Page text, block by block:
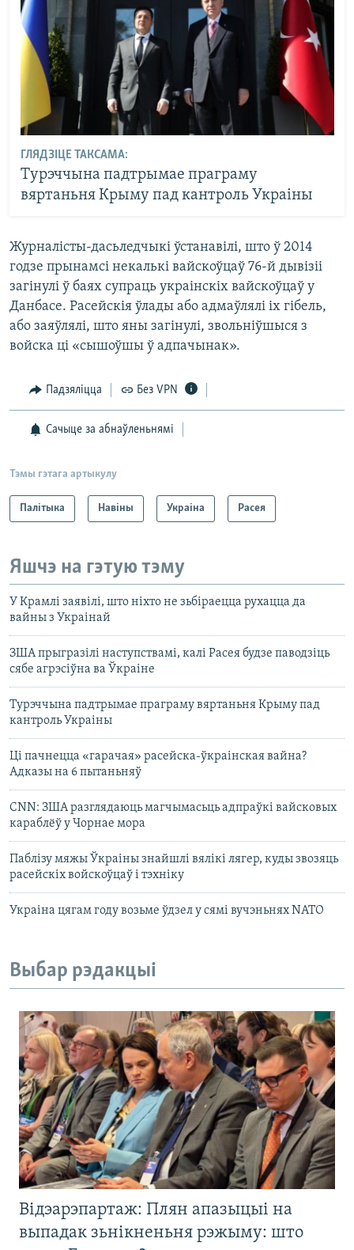
ГЛЯДЗІЦЕ ТАКСАМА:
Турэччына падтрымае праграму
вяртаньня Крыму пад кантроль Украіны
Журналісты-дасьледчыкі ўстанавілі, што ў 2014
годзе прынамсі некалькі вайскоўцаў 76-й дывізіі
загінулі ў баях супраць украінскіх вайскоўцаў у
Данбасе. Расейскія ўлады або адмаўлялі іх гібель,
або заяўлялі, што яны загінулі, звольніўшыся з
войска ці «сышоўшы ў адпачынак».
Падзяліцца Без VPN
Сачыце за абнаўленьнямі
Тэмы гэтага артыкулу
Палітыка Навіны Украіна Расея
Яшчэ на гэтую тэму
У Крамлі заявілі, што ніхто не зьбіраецца рухацца да
вайны з Украінай
ЗША прыгразілі наступствамі, калі Расея будзе паводзіць
сябе агрэсіўна ва Ўкраіне
Турэччына падтрымае праграму вяртаньня Крыму пад
кантроль Украіны
Ці пачнецца «гарачая» расейска-ўкраінская вайна?
Адказы на 6 пытаньняў
CNN: ЗША разглядаюць магчымасьць адпраўкі вайсковых
караблёў у Чорнае мора
Паблізу мяжы Ўкраіны знайшлі вялікі лягер, куды звозяць
расейскіх войскоўцаў і тэхніку
Украіна цягам году возьме ўдзел у сямі вучэньнях NATO
Выбар рэдакцыі
Відэарэпартаж: Плян апазыцыі на
выпадак зьнікненьня рэжыму: што